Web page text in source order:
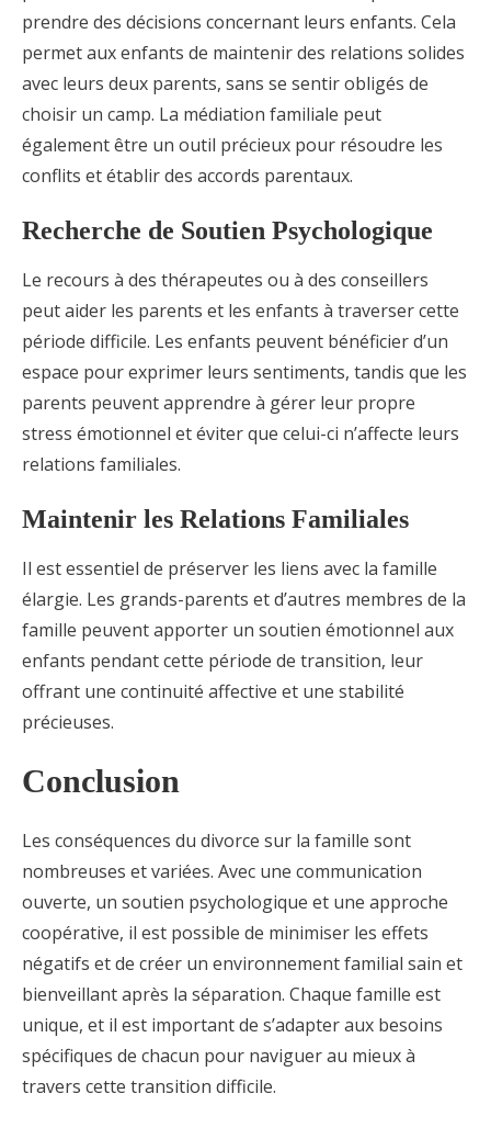
prendre des décisions concernant leurs enfants. Cela
permet aux enfants de maintenir des relations solides
avec leurs deux parents, sans se sentir obligés de
choisir un camp. La médiation familiale peut
également être un outil précieux pour résoudre les
conflits et établir des accords parentaux.
Recherche de Soutien Psychologique
Le recours à des thérapeutes ou à des conseillers
peut aider les parents et les enfants à traverser cette
période difficile. Les enfants peuvent bénéficier d’un
espace pour exprimer leurs sentiments, tandis que les
parents peuvent apprendre à gérer leur propre
stress émotionnel et éviter que celui-ci n’affecte leurs
relations familiales.
Maintenir les Relations Familiales
Il est essentiel de préserver les liens avec la famille
élargie. Les grands-parents et d’autres membres de la
famille peuvent apporter un soutien émotionnel aux
enfants pendant cette période de transition, leur
offrant une continuité affective et une stabilité
précieuses.
Conclusion
Les conséquences du divorce sur la famille sont
nombreuses et variées. Avec une communication
ouverte, un soutien psychologique et une approche
coopérative, il est possible de minimiser les effets
négatifs et de créer un environnement familial sain et
bienveillant après la séparation. Chaque famille est
unique, et il est important de s’adapter aux besoins
spécifiques de chacun pour naviguer au mieux à
travers cette transition difficile.